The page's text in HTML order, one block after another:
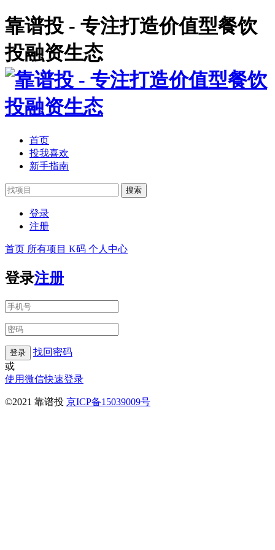
靠谱投 - 专注打造价值型餐饮
投融资生态
首页
投我喜欢
新手指南
登录
注册
首页 所有项目 K码 个人中心
登录注册
登录
找回密码
或
使用微信快速登录
©2021 靠谱投 京ICP备15039009号